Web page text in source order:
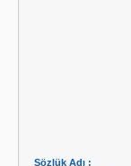
Sözlük Adı :